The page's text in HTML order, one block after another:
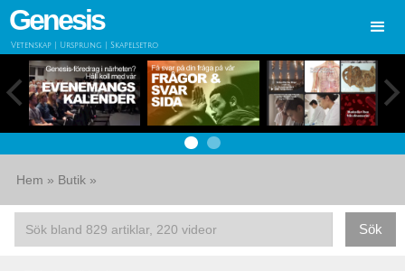
Genesis
Vetenskap | Ursprung | Skapelsetro
Hem » Butik »